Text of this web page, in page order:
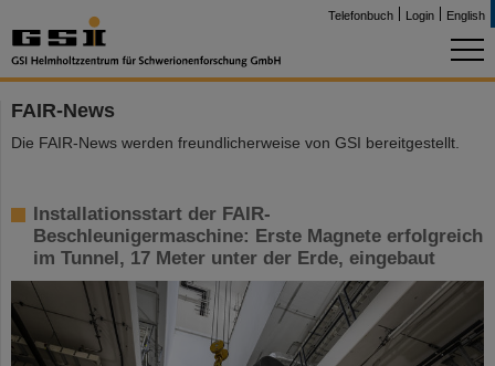
Telefonbuch Login English
FAIR-News
Die FAIR-News werden freundlicherweise von GSI bereitgestellt.
Installationsstart der FAIR-
Beschleunigermaschine: Erste Magnete erfolgreich
im Tunnel, 17 Meter unter der Erde, eingebaut